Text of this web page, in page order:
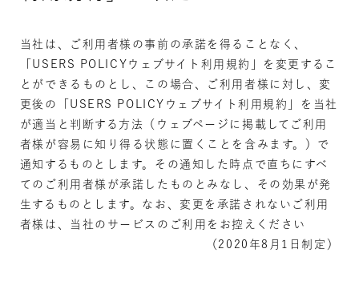
当社は、ご利用者様の事前の承諾を得ることなく、
「USERS POLICYウェブサイト利用規約」を変更するこ
とができるものとし、この場合、ご利用者様に対し、変
更後の「USERS POLICYウェブサイト利用規約」を当社
が適当と判断する方法（ウェブページに掲載してご利用
者様が容易に知り得る状態に置くことを含みます。）で
通知するものとします。その通知した時点で直ちにすべ
てのご利用者様が承諾したものとみなし、その効果が発
生するものとします。なお、変更を承諾されないご利用
者様は、当社のサービスのご利用をお控えください
（2020年8月1日制定）